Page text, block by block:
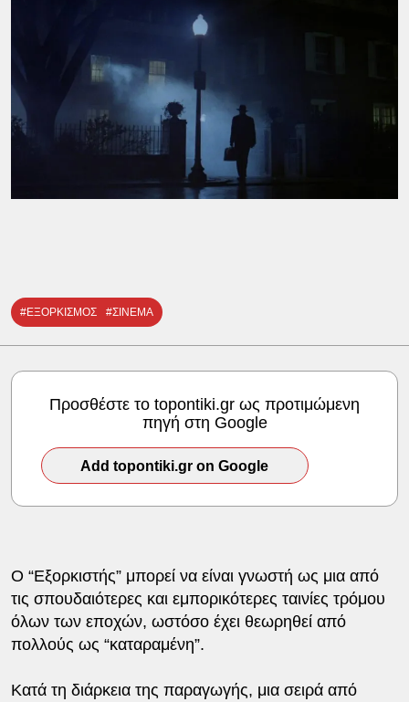
#ΕΞΟΡΚΙΣΜΟΣ #ΣΙΝΕΜΑ
Προσθέστε το topontiki.gr ως προτιμώμενη
πηγή στη Google
Add topontiki.gr on Google
Ο “Εξορκιστής” μπορεί να είναι γνωστή ως μια από
τις σπουδαιότερες και εμπορικότερες ταινίες τρόμου
όλων των εποχών, ωστόσο έχει θεωρηθεί από
πολλούς ως “καταραμένη”.
Κατά τη διάρκεια της παραγωγής, μια σειρά από